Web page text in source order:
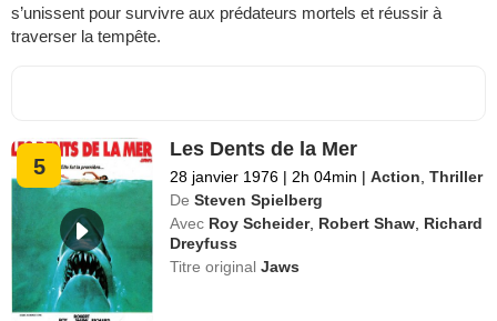
s’unissent pour survivre aux prédateurs mortels et réussir à
traverser la tempête.
5
Les Dents de la Mer
28 janvier 1976 | 2h 04min | Action ,Thriller
De Steven Spielberg
Avec Roy Scheider, Robert Shaw Richard
Dreyfuss
Titre originalJaws